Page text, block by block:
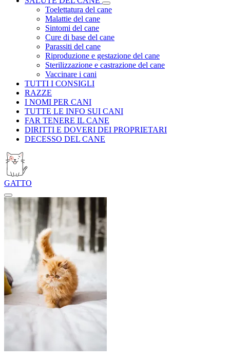
Toelettatura del cane
Malattie del cane
Sintomi del cane
Cure di base del cane
Parassiti del cane
Riproduzione e gestazione del cane
Sterilizzazione e castrazione del cane
Vaccinare i cani
TUTTI I CONSIGLI
RAZZE
I NOMI PER CANI
TUTTE LE INFO SUI CANI
FAR TENERE IL CANE
DIRITTI E DOVERI DEI PROPRIETARI
DECESSO DEL CANE
GATTO